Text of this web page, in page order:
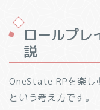
ロールプレ
説
OneState RPを楽し
という考え方です。